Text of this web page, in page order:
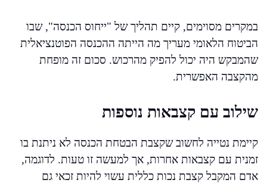
במקרים מסוימים, קיים תהליך של "ייחוס הכנסה", שבו
הביטוח הלאומי מעריך מה הייתה ההכנסה הפוטנציאלית
שהמבקש היה יכול להפיק מהרכוש. סכום זה מופחת
מהקצבה האפשרית.
שילוב עם קצבאות נוספות
קיימת נטייה לחשוב שקצבת הבטחת הכנסה לא ניתנת בו
זמנית עם קצבאות אחרות, אך למעשה זו טעות. לדוגמה,
אדם המקבל קצבת נכות כללית עשוי להיות זכאי גם